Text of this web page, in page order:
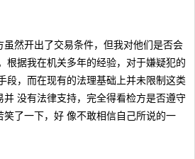
虽然开出了交易条件，但我对他们是否会
根据我在机关多年的经验，对于嫌疑犯的
段，而在现有的法理基础上并未限制这类
没有法律支持，完全得看检方是否遵守
了一下，好 像不敢相信自己所说的一